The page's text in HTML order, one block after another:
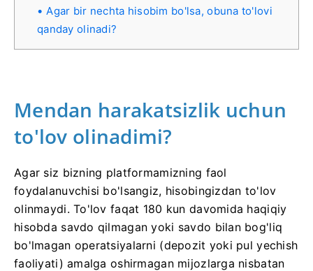
Agar bir nechta hisobim bo'lsa, obuna to'lovi
qanday olinadi?
Mendan harakatsizlik uchun
to'lov olinadimi?
Agar siz bizning platformamizning faol
foydalanuvchisi bo'lsangiz, hisobingizdan to'lov
olinmaydi. To'lov faqat 180 kun davomida haqiqiy
hisobda savdo qilmagan yoki savdo bilan bog'liq
bo'lmagan operatsiyalarni (depozit yoki pul yechish
faoliyati) amalga oshirmagan mijozlarga nisbatan